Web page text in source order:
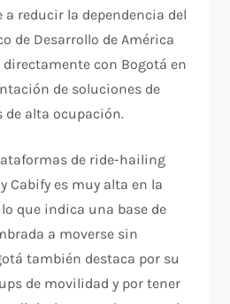
reducir la dependencia del
de Desarrollo de América
con Bogotá en
de soluciones de
de alta ocupación.
de ride-hailing
Cabify es muy alta en la
que indica una base de
a moverse sin
también destaca por su
de movilidad y por tener